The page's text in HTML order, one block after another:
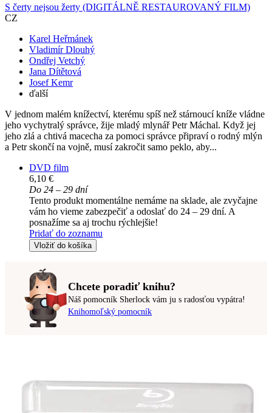
S čerty nejsou žerty (DIGITÁLNĚ RESTAUROVANÝ FILM)
CZ
Karel Heřmánek
Vladimír Dlouhý
Ondřej Vetchý
Jana Dítětová
Josef Kemr
ďalší
V jednom malém knížectví, kterému spíš než stárnoucí kníže vládne
jeho vychytralý správce, žije mladý mlynář Petr Máchal. Když jej
jeho zlá a chtivá macecha za pomoci správce připraví o rodný mlýn
a Petr skončí na vojně, musí zakročit samo peklo, aby...
DVD film
6,10 €
Do 24 – 29 dní
Tento produkt momentálne nemáme na sklade, ale zvyčajne
vám ho vieme zabezpečiť a odoslať do 24 – 29 dní. A
posnažíme sa aj trochu rýchlejšie!
Pridať do zoznamu
Vložiť do košíka
Chcete poradiť knihu?
Náš pomocník Sherlock vám ju s radosťou vypátra!
Knihomoľský pomocník